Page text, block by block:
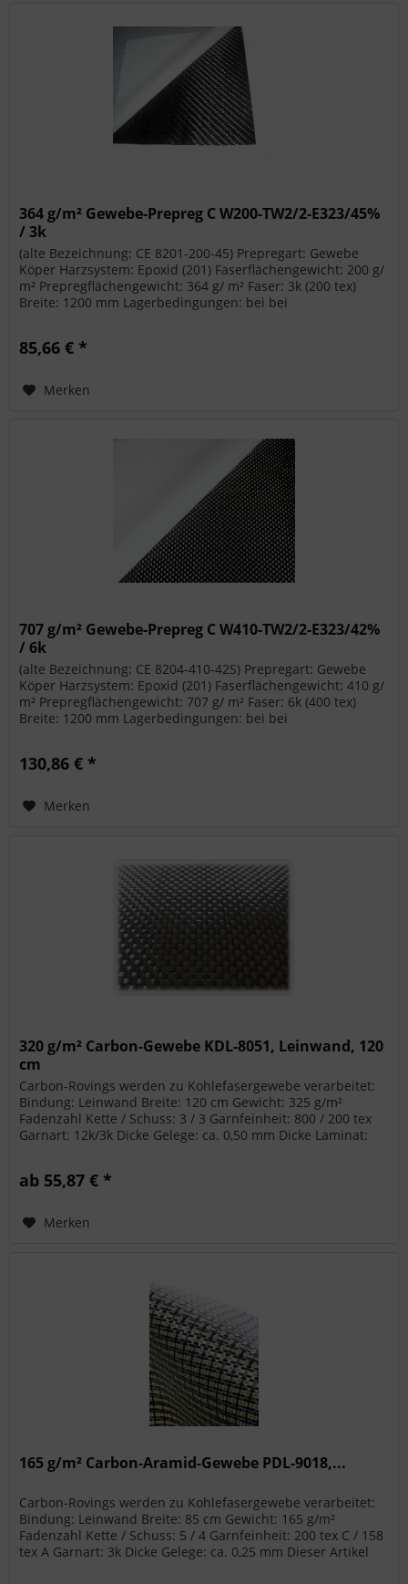
364 g/m² Gewebe-Prepreg C W200-TW2/2-E323/45%
/ 3k
(alte Bezeichnung: CE 8201-200-45) Prepregart: Gewebe
Köper Harzsystem: Epoxid (201) Faserflächengewicht: 200 g/
m² Prepregflächengewicht: 364 g/ m² Faser: 3k (200 tex)
Breite: 1200 mm Lagerbedingungen: bei bei
85,66 € *
Merken
707 g/m² Gewebe-Prepreg C W410-TW2/2-E323/42%
/ 6k
(alte Bezeichnung: CE 8204-410-42S) Prepregart: Gewebe
Köper Harzsystem: Epoxid (201) Faserflächengewicht: 410 g/
m² Prepregflächengewicht: 707 g/ m² Faser: 6k (400 tex)
Breite: 1200 mm Lagerbedingungen: bei bei
130,86 € *
Merken
320 g/m² Carbon-Gewebe KDL-8051, Leinwand, 120
cm
Carbon-Rovings werden zu Kohlefasergewebe verarbeitet:
Bindung: Leinwand Breite: 120 cm Gewicht: 325 g/m²
Fadenzahl Kette / Schuss: 3 / 3 Garnfeinheit: 800 / 200 tex
Garnart: 12k/3k Dicke Gelege: ca. 0,50 mm Dicke Laminat:
ab 55,87 € *
Merken
165 g/m² Carbon-Aramid-Gewebe PDL-9018,...
Carbon-Rovings werden zu Kohlefasergewebe verarbeitet:
Bindung: Leinwand Breite: 85 cm Gewicht: 165 g/m²
Fadenzahl Kette / Schuss: 5 / 4 Garnfeinheit: 200 tex C / 158
tex A Garnart: 3k Dicke Gelege: ca. 0,25 mm Dieser Artikel